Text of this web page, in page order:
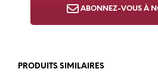
ABONNEZ-VOUS À
PRODUITS SIMILAIRES